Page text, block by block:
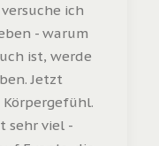
ich
- warum
ist, werde
Jetzt
sehr viel -